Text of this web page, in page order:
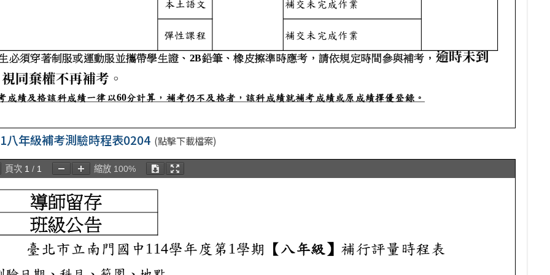
八年級補考測驗時程表0204 (點擊下載檔案)
頁次 1 / 1 縮放 100%